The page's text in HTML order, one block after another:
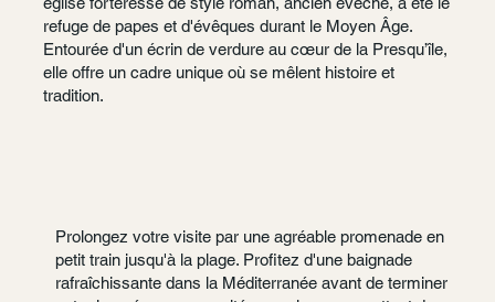
refuge de papes et d'évêques durant le Moyen Âge.
Entourée d'un écrin de verdure au cœur de la Presqu’île,
elle offre un cadre unique où se mêlent histoire et
tradition.
Prolongez votre visite par une agréable promenade en
petit train jusqu'à la plage. Profitez d'une baignade
rafraîchissante dans la Méditerranée avant de terminer